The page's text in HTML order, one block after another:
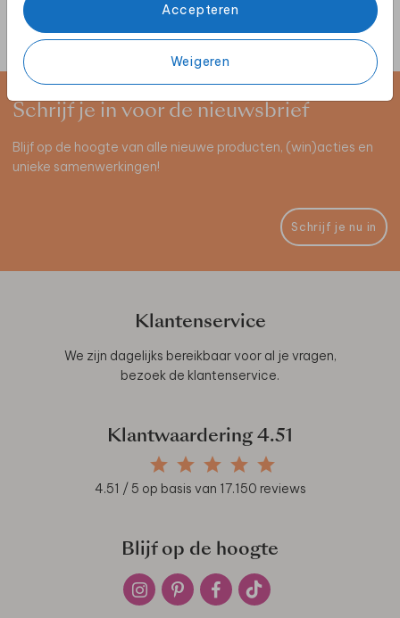
Accepteren
Weigeren
Schrijf je in voor de nieuwsbrief
Blijf op de hoogte van alle nieuwe producten, (win)acties en
unieke samenwerkingen!
Schrijf je nu in
Klantenservice
We zijn dagelijks bereikbaar voor al je vragen,
bezoek de klantenservice.
Klantwaardering 4.51
4.51 / 5 op basis van 17.150 reviews
Blijf op de hoogte